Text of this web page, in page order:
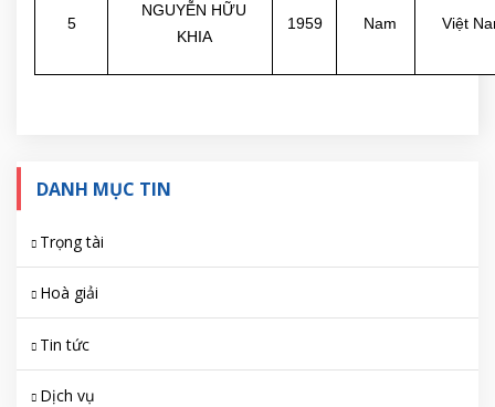
5
NGUYỄN HỮU
KHIA
1959 Nam Việt
DANH MỤC TIN
Trọng tài
Hoà giải
Tin tức
Dịch vụ